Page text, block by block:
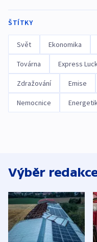
ŠTÍTKY
Svět Ekonomika
Továrna Express
Zdražování Emise
Nemocnice
Výběr